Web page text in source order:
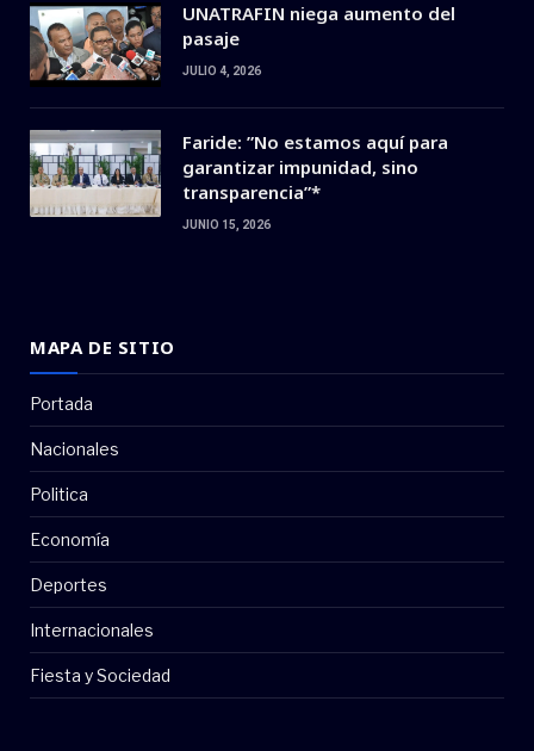
UNATRAFIN niega aumento del
pasaje
JULIO 4, 2026
Faride: ”No estamos aquí para
garantizar impunidad, sino
transparencia”*
JUNIO 15, 2026
MAPA DE SITIO
Portada
Nacionales
Politica
Economía
Deportes
Internacionales
Fiesta y Sociedad